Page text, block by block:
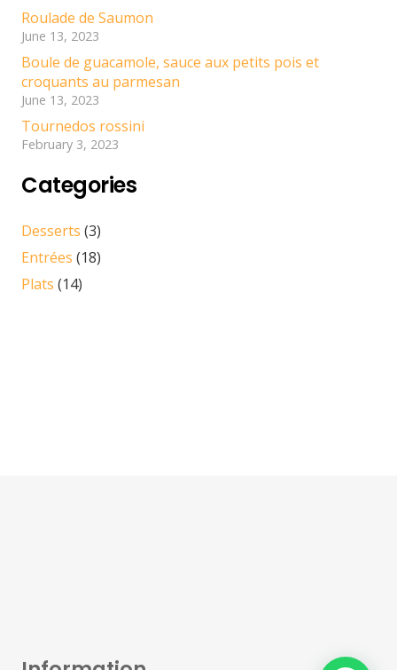
Roulade de Saumon
June 13, 2023
Boule de guacamole, sauce aux petits pois et
croquants au parmesan
June 13, 2023
Tournedos rossini
February 3, 2023
Categories
Desserts (3)
Entrées (18)
Plats (14)